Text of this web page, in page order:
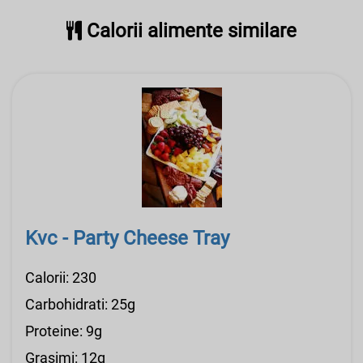
Calorii alimente similare
Kvc - Party Cheese Tray
Calorii: 230
Carbohidrati: 25g
Proteine: 9g
Grasimi: 12g